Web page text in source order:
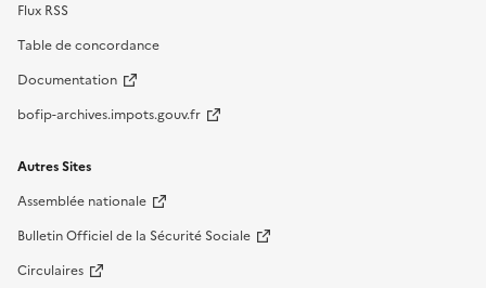
Flux RSS
Table de concordance
Documentation
bofip-archives.impots.gouv.fr
Autres Sites
Assemblée nationale
Bulletin Officiel de la Sécurité Sociale
Circulaires